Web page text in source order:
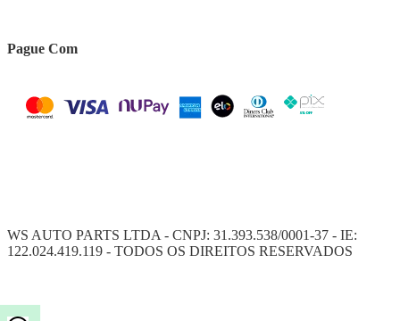
Pague Com
WS AUTO PARTS LTDA - CNPJ: 31.393.538/0001-37 - IE:
122.024.419.119 - TODOS OS DIREITOS RESERVADOS